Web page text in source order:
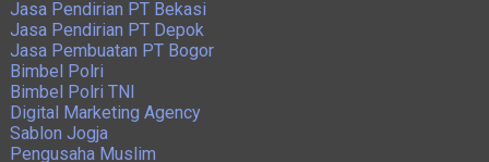
Jasa Pendirian PT Bekasi
Jasa Pendirian PT Depok
Jasa Pembuatan PT Bogor
Bimbel Polri
Bimbel Polri TNI
Digital Marketing Agency
Sablon Jogja
Pengusaha Muslim